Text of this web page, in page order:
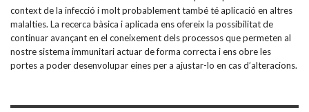
context de la infecció i molt probablement també té aplicació en altres
malalties. La recerca bàsica i aplicada ens ofereix la possibilitat de
continuar avançant en el coneixement dels processos que permeten al
nostre sistema immunitari actuar de forma correcta i ens obre les
portes a poder desenvolupar eines per a ajustar-lo en cas d’alteracions.